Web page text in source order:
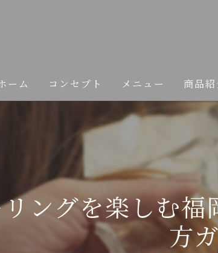
ーム コンセプト メニュー 商品紹
ングを楽しむ
方